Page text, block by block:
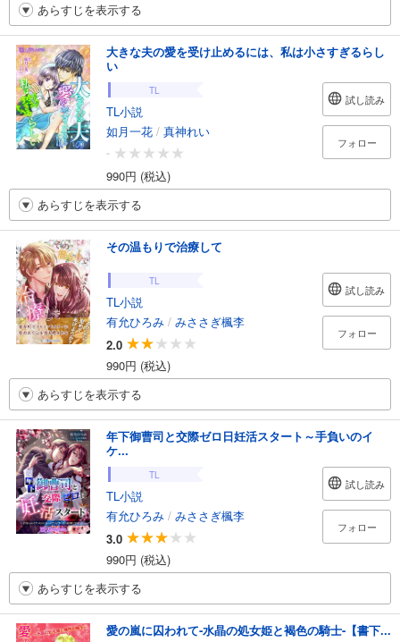
あらすじを表示する
大きな夫の愛を受け止めるには、私は小さすぎるらし
い
TL
TL小説
如月一花 / 真神れい
-
990円 (税込)
試し読み
フォロー
あらすじを表示する
その温もりで治療して
TL
TL小説
有允ひろみ / みささぎ楓李
2.0
990円 (税込)
試し読み
フォロー
あらすじを表示する
年下御曹司と交際ゼロ日妊活スタート～手負いのイ
ケ...
TL
TL小説
有允ひろみ / みささぎ楓李
3.0
990円 (税込)
試し読み
フォロー
あらすじを表示する
愛の嵐に囚われて-水晶の処女姫と褐色の騎士-【書下...